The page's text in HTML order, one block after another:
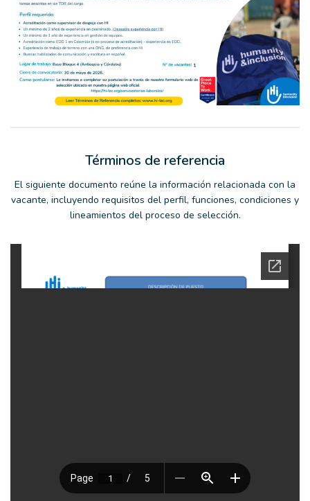
Términos de referencia
El siguiente documento reúne la información relacionada con la
vacante, incluyendo requisitos del perfil, funciones, condiciones y
lineamientos del proceso de selección.